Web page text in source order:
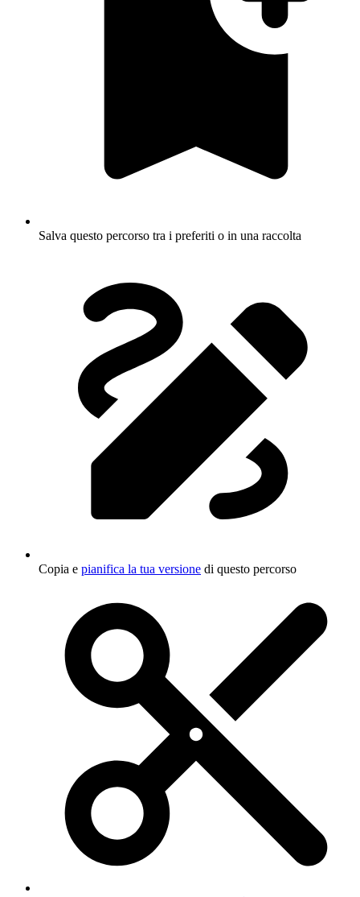
Salva questo percorso tra i preferiti o in una raccolta
Copia e pianifica la tua versione di questo percorso